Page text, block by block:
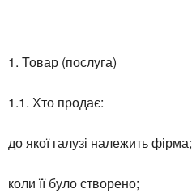
1. Товар (послуга)
1.1. Хто продає:
до якої галузі належить фірма;
коли її було створено;